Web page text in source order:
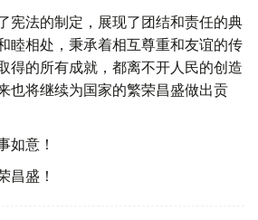
宪法的制定，展现了团结和责任的典
睦相处，秉承着相互尊重和友谊的传
得的所有成就，都离不开人民的创造
也将继续为国家的繁荣昌盛做出贡
如意！
昌盛！